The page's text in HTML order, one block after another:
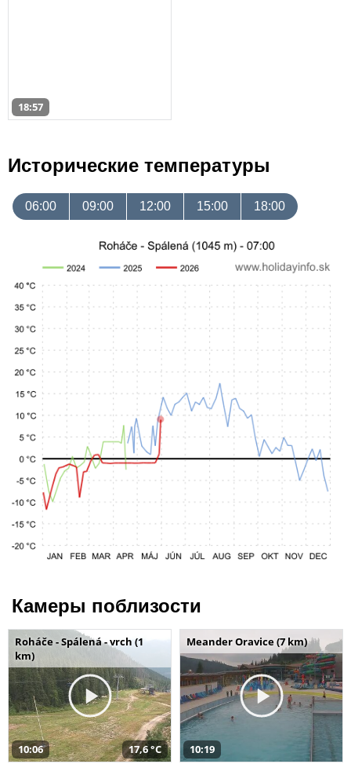
18:57
Исторические температуры
06:00 09:00 12:00 15:00 18:00
Камеры поблизости
Roháče - Spálená - vrch (1
km)
10:06 17,6 °C
Meander Oravice (7 km)
10:19